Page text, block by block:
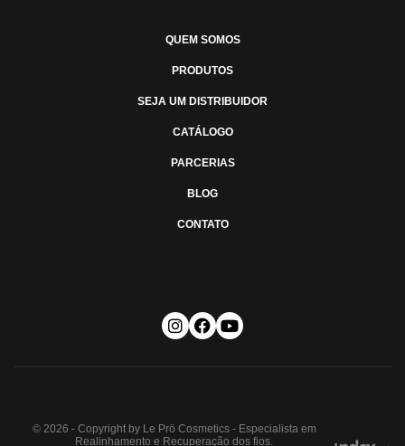
QUEM SOMOS
PRODUTOS
SEJA UM DISTRIBUIDOR
CATÁLOGO
PARCERIAS
BLOG
CONTATO
© 2026 - Copyright by Le Prö Cosmetics - Especialista em
Realinhamento e Recuperação dos fios.